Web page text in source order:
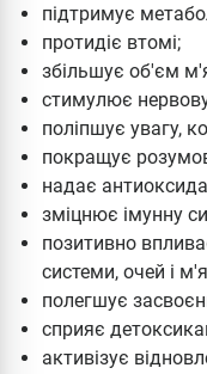
підтримує
протидіє втомі;
збільшує об'єм
стимулює
поліпшує увагу,
покращує
надає
зміцнює імунну
позитивно
системи, очей і
полегшує
сприяє
активізує